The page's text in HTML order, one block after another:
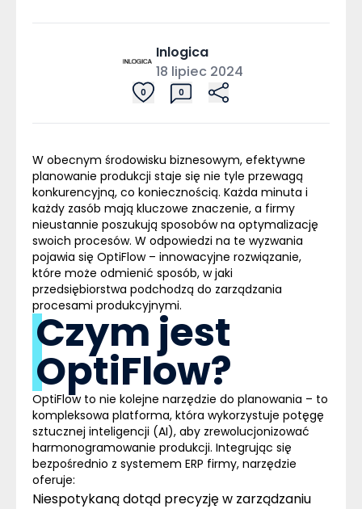
Inlogica
18 lipiec 2024
0 0
W obecnym środowisku biznesowym, efektywne
planowanie produkcji staje się nie tyle przewagą
konkurencyjną, co koniecznością. Każda minuta i
każdy zasób mają kluczowe znaczenie, a firmy
nieustannie poszukują sposobów na optymalizację
swoich procesów. W odpowiedzi na te wyzwania
pojawia się OptiFlow– innowacyjne rozwiązanie,
które może odmienić sposób, w jaki
przedsiębiorstwa podchodzą do zarządzania
procesami produkcyjnymi.
Czym jest
OptiFlow?
OptiFlow to nie kolejne narzędzie do planowania – to
kompleksowa platforma, która wykorzystuje potęgę
sztucznej inteligencji (AI), aby zrewolucjonizować
harmonogramowanie produkcji. Integrując się
bezpośrednio z systemem ERP firmy, narzędzie
oferuje:
Niespotykaną dotąd precyzję w zarządzaniu